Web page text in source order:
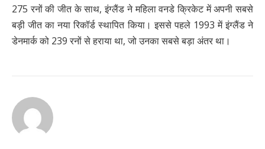
275 रनों की जीत के साथ, इंग्लैंड ने महिला वनडे क्रिकेट में अपनी सबसे
बड़ी जीत का नया रिकॉर्ड स्थापित किया। इससे पहले 1993 में इंग्लैंड ने
डेनमार्क को 239 रनों से हराया था, जो उनका सबसे बड़ा अंतर था।